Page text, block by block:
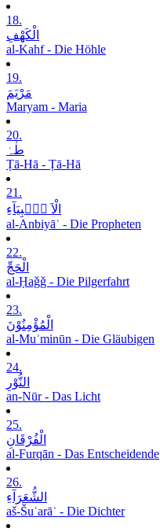
18.
الْکَھْفِ
al-Kahf - Die Höhle
19.
مَرْیَمَ
Maryam - Maria
20.
طٰہٰ
Ṭā-Hā - Ṭā-Hā
21.
الْاَ نۡۢبِیَآءِ
al-Anbiyāʾ - Die Propheten
22.
الْحَجِّ
al-Ḥaǧǧ - Die Pilgerfahrt
23.
الْمُؤْمِنُوْنَ
al-Muʾminūn - Die Gläubigen
24.
النُّوْرِ
an-Nūr - Das Licht
25.
الْفُرْقَانِ
al-Furqān - Das Entscheidende
26.
الشُّعَرَآءِ
aš-Šuʿarāʾ - Die Dichter